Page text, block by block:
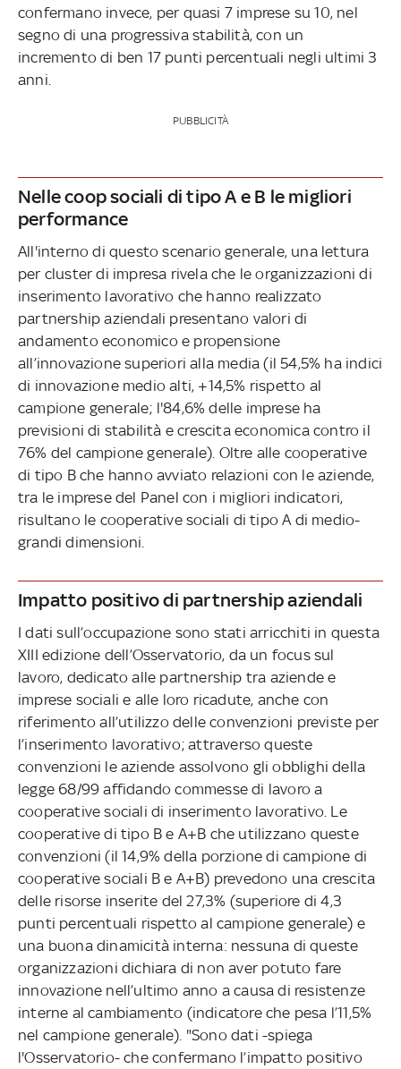
confermano invece, per quasi 7 imprese su 10, nel
segno di una progressiva stabilità, con un
incremento di ben 17 punti percentuali negli ultimi 3
anni.
PUBBLICITÀ
Nelle coop sociali di tipo A e B le migliori
performance
All'interno di questo scenario generale, una lettura
per cluster di impresa rivela che le organizzazioni di
inserimento lavorativo che hanno realizzato
partnership aziendali presentano valori di
andamento economico e propensione
all’innovazione superiori alla media (il 54,5% ha indici
di innovazione medio alti, +14,5% rispetto al
campione generale; l'84,6% delle imprese ha
previsioni di stabilità e crescita economica contro il
76% del campione generale). Oltre alle cooperative
di tipo B che hanno avviato relazioni con le aziende,
tra le imprese del Panel con i migliori indicatori,
risultano le cooperative sociali di tipo A di medio-
grandi dimensioni.
Impatto positivo di partnership aziendali
I dati sull’occupazione sono stati arricchiti in questa
XIII edizione dell’Osservatorio, da un focus sul
lavoro, dedicato alle partnership tra aziende e
imprese sociali e alle loro ricadute, anche con
riferimento all’utilizzo delle convenzioni previste per
l’inserimento lavorativo; attraverso queste
convenzioni le aziende assolvono gli obblighi della
legge 68/99 affidando commesse di lavoro a
cooperative sociali di inserimento lavorativo. Le
cooperative di tipo B e A+B che utilizzano queste
convenzioni (il 14,9% della porzione di campione di
cooperative sociali B e A+B) prevedono una crescita
delle risorse inserite del 27,3% (superiore di 4,3
punti percentuali rispetto al campione generale) e
una buona dinamicità interna: nessuna di queste
organizzazioni dichiara di non aver potuto fare
innovazione nell’ultimo anno a causa di resistenze
interne al cambiamento (indicatore che pesa l’11,5%
nel campione generale). "Sono dati -spiega
l'Osservatorio- che confermano l’impatto positivo